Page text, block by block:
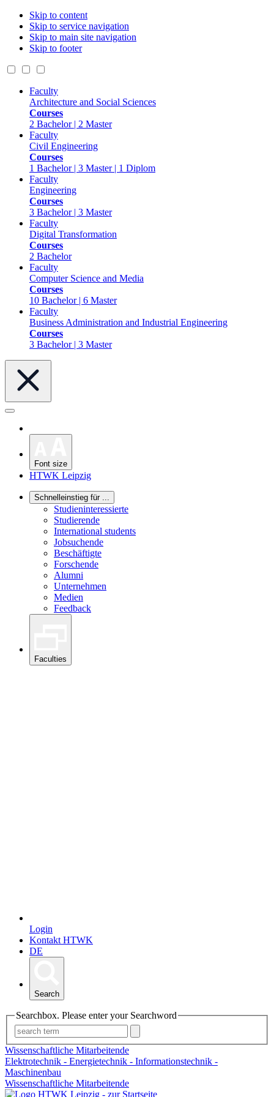
Skip to content
Skip to service navigation
Skip to main site navigation
Skip to footer
Faculty
Architecture and Social Sciences
Courses
2 Bachelor | 2 Master
Faculty
Civil Engineering
Courses
1 Bachelor | 3 Master | 1 Diplom
Faculty
Engineering
Courses
3 Bachelor | 3 Master
Faculty
Digital Transformation
Courses
2 Bachelor
Faculty
Computer Science and Media
Courses
10 Bachelor | 6 Master
Faculty
Business Administration and Industrial Engineering
Courses
3 Bachelor | 3 Master
Font size
HTWK Leipzig
Schnelleinstieg für ...
Studieninteressierte
Studierende
International students
Jobsuchende
Beschäftigte
Forschende
Alumni
Unternehmen
Medien
Feedback
Faculties
Login
Kontakt HTWK
DE
Search
Searchbox. Please enter your Searchword
Wissenschaftliche Mitarbeitende
Elektrotechnik - Energietechnik - Informationstechnik -
Maschinenbau
Wissenschaftliche Mitarbeitende